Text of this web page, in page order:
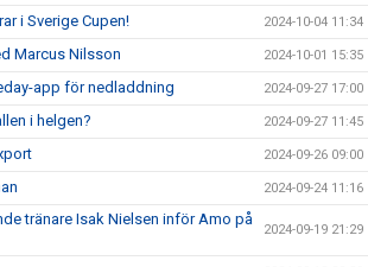
i Sverige Cupen! 2024-10-04 11:34
Marcus Nilsson 2024-10-01 15:35
app för nedladdning 2024-09-27 17:00
i helgen? 2024-09-27 11:45
2024-09-26 09:00
2024-09-24 11:16
tränare Isak Nielsen inför Amo på
2024-09-19 21:29